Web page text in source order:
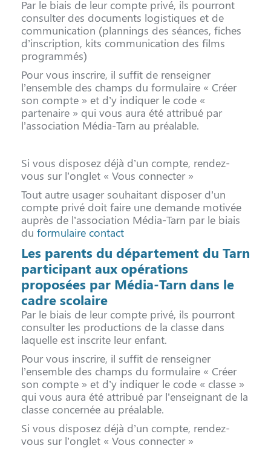
Par le biais de leur compte privé, ils pourront
consulter des documents logistiques et de
communication (plannings des séances, fiches
d’inscription, kits communication des films
programmés)
Pour vous inscrire, il suffit de renseigner
l’ensemble des champs du formulaire « Créer
son compte » et d’y indiquer le code «
partenaire » qui vous aura été attribué par
l’association Média-Tarn au préalable.
Si vous disposez déjà d’un compte, rendez-
vous sur l’onglet « Vous connecter »
Tout autre usager souhaitant disposer d’un
compte privé doit faire une demande motivée
auprès de l’association Média-Tarn par le biais
du formulaire contact
Les parents du département du Tarn
participant aux opérations
proposées par Média-Tarn dans le
cadre scolaire
Par le biais de leur compte privé, ils pourront
consulter les productions de la classe dans
laquelle est inscrite leur enfant.
Pour vous inscrire, il suffit de renseigner
l’ensemble des champs du formulaire « Créer
son compte » et d’y indiquer le code « classe »
qui vous aura été attribué par l’enseignant de la
classe concernée au préalable.
Si vous disposez déjà d’un compte, rendez-
vous sur l’onglet « Vous connecter »